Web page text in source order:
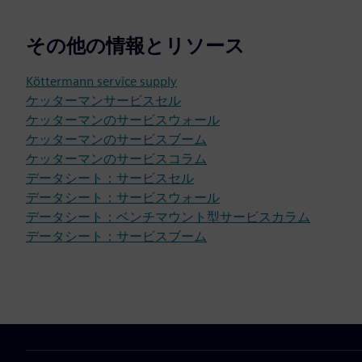
その他の情報とリソース
Köttermann service supply
ケッターマンサービスセル
ケッターマンのサービスウォール
ケッターマンのサービスブーム
ケッターマンのサービスコラム
データシート：サービスセル
データシート：サービスウォール
データシート：ベンチマウント型サービスカラム
データシート：サービスブーム